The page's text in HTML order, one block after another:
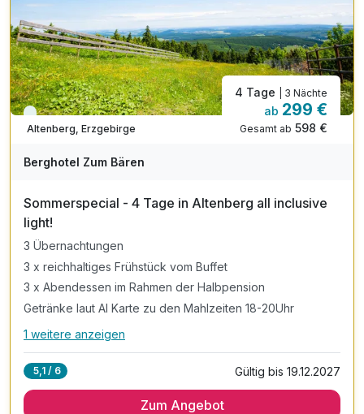
Immer verfügbar
Altenberg, Erzgebirge
4 Tage | 3 Nächte
ab 299 €
Gesamt ab 598 €
Berghotel Zum Bären
Sommerspecial - 4 Tage in Altenberg all inclusive
light!
3 Übernachtungen
3 x reichhaltiges Frühstück vom Buffet
3 x Abendessen im Rahmen der Halbpension
Getränke laut AI Karte zu den Mahlzeiten 18-20Uhr
Alle Inklusivleistungen
3 x reichhaltiges Frühstück vom Buffet
1 weitere anzeigen
5,1 / 6 Gültig bis 19.12.2027
Zum Angebot